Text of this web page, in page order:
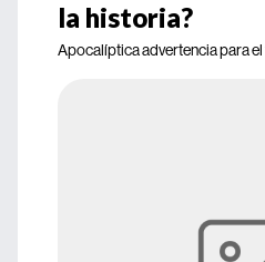
la historia?
Apocalíptica advertencia para